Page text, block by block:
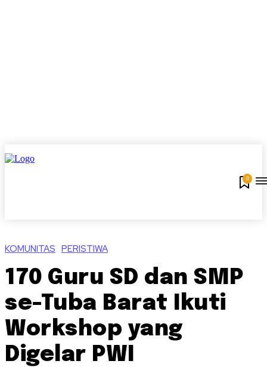
0
KOMUNITAS PERISTIWA
170 Guru SD dan SMP
se-Tuba Barat Ikuti
Workshop yang
Digelar PWI